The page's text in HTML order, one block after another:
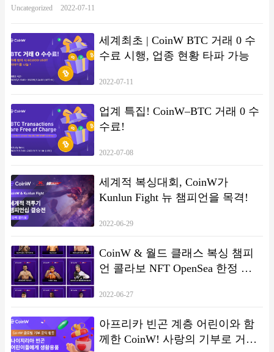
건전화를 통해 ‘제2의 루나사태 방지를 위한 공동 가이드라인 기초안 정
된다. 제1부 개회식에서는 위원회 참여 거래소들의 공동 가이드라인 채
택, 강성후 연합회장의 개회사, 가이드라인제정위원회 자문위원으로 참
여 중인 김형중 한국핀테크학회장의 환영사, 윤창현 국회의원(국민의힘
가상자산특위 위원장)의 축사가 이어진다. 제2부 주제발표에서는 강성후
한국디지털자산사업자연합회장이 ‘가상자산 시장 안정은 증권성 여부 결
인 비전 변호사)의 ‘코인마켓 거래소 공동 가이드라인 기초안’을 각각 발
표한다. 제3부 지정토론에서는 가이드라인제정위원회 자문위원으로 참
여…
Uncategorized 2022-07-11
세계최초 | CoinW BTC 거래 0 수
수료 시행, 업종 현황 타파 가능
2022-07-11
업계 특집! CoinW–BTC 거래 0 수
수료!
2022-07-08
세계적 복싱대회, CoinW가
Kunlun Fight 뉴 챔피언을 목격!
2022-06-29
CoinW & 월드 클래스 복싱 챔피
언 콜라보 NFT OpenSea 한정 판
2022-06-27
아프리카 빈곤 계층 어린이와 함
께한 CoinW! 사랑의 기부로 거래